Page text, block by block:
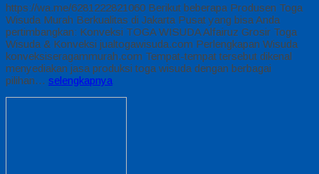
https://wa.me/6281222821060 Berikut beberapa Produsen Toga
Wisuda Murah Berkualitas di Jakarta Pusat yang bisa Anda
pertimbangkan: Konveksi TOGA WISUDA Alfairuz Grosir Toga
Wisuda & Konveksi jualtogawisuda.com Perlengkapan Wisuda
konveksiseragammurah.com Tempat-tempat tersebut dikenal
menyediakan jasa produksi toga wisuda dengan berbagai
pilihan… selengkapnya